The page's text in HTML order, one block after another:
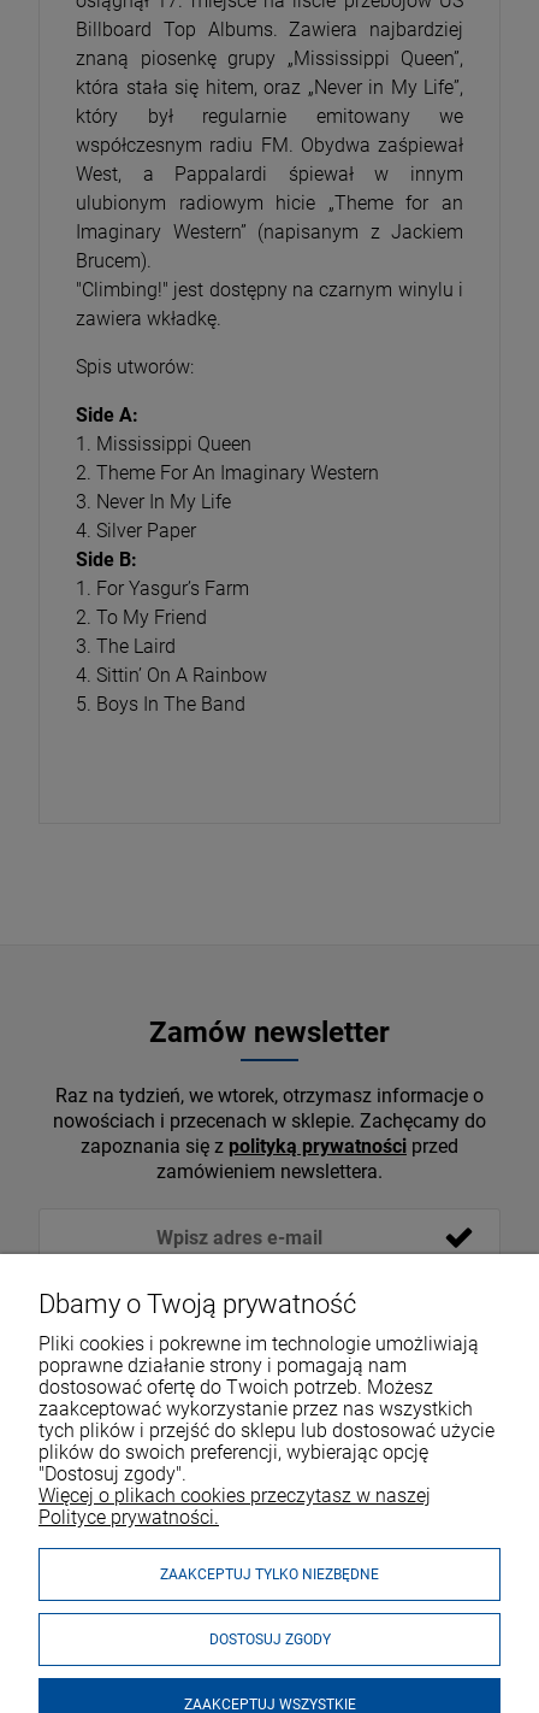
Billboard Top Albums. Zawiera najbardziej
znaną piosenkę grupy „Mississippi Queen”,
która stała się hitem, oraz „Never in My Life”,
który był regularnie emitowany we
współczesnym radiu FM. Obydwa zaśpiewał
West, a Pappalardi śpiewał w innym
ulubionym radiowym hicie „Theme for an
Imaginary Western” (napisanym z Jackiem
Brucem).
"Climbing!" jest dostępny na czarnym winylu i
zawiera wkładkę.
Spis utworów:
Side A:
1. Mississippi Queen
2. Theme For An Imaginary Western
3. Never In My Life
4. Silver Paper
Side B:
1. For Yasgur’s Farm
2. To My Friend
3. The Laird
4. Sittin’ On A Rainbow
5. Boys In The Band
Zamów newsletter
Raz na tydzień, we wtorek, otrzymasz informacje o
nowościach i przecenach w sklepie. Zachęcamy do
zapoznania się z polityką prywatności przed
zamówieniem newslettera.
VOICESHOP.PL
ZAKUPY
Dbamy o Twoją prywatność
Pliki cookies i pokrewne im technologie umożliwiają
poprawne działanie strony i pomagają nam
dostosować ofertę do Twoich potrzeb. Możesz
zaakceptować wykorzystanie przez nas wszystkich
tych plików i przejść do sklepu lub dostosować użycie
plików do swoich preferencji, wybierając opcję
"Dostosuj zgody".
Więcej o plikach cookies przeczytasz w naszej
Polityce prywatności.
ZAAKCEPTUJ TYLKO NIEZBĘDNE
DOSTOSUJ ZGODY
ZAAKCEPTUJ WSZYSTKIE